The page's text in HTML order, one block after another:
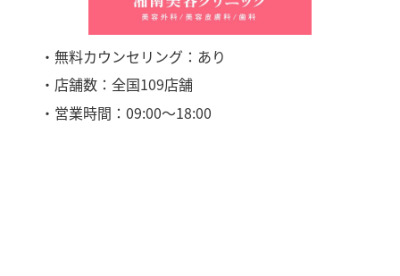
・無料カウンセリング：あり
・店舗数：全国109店舗
・営業時間：09:00〜18:00